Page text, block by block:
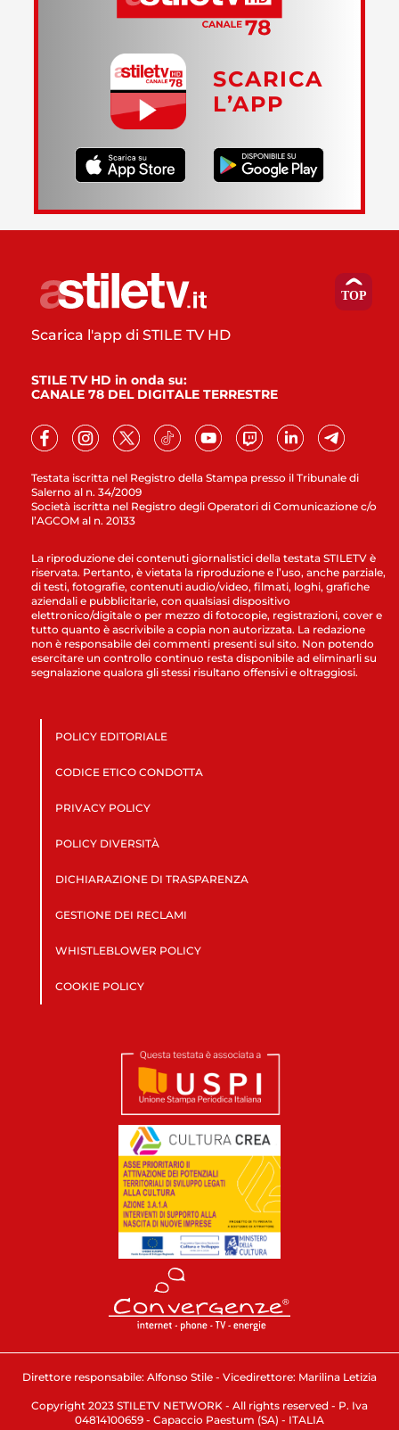
SCARICA
L’APP
Testata iscritta nel Registro della Stampa presso il Tribunale di
Salerno al n. 34/2009
Società iscritta nel Registro degli Operatori di Comunicazione c/o
l’AGCOM al n. 20133
Scarica l'app di STILE TV HD
STILE TV HD in onda su:
CANALE 78 DEL DIGITALE TERRESTRE
La riproduzione dei contenuti giornalistici della testata STILETV è
riservata. Pertanto, è vietata la riproduzione e l’uso, anche parziale,
di testi, fotografie, contenuti audio/video, filmati, loghi, grafiche
aziendali e pubblicitarie, con qualsiasi dispositivo
elettronico/digitale o per mezzo di fotocopie, registrazioni, cover e
tutto quanto è ascrivibile a copia non autorizzata. La redazione
non è responsabile dei commenti presenti sul sito. Non potendo
esercitare un controllo continuo resta disponibile ad eliminarli su
segnalazione qualora gli stessi risultano offensivi e oltraggiosi.
POLICY EDITORIALE
CODICE ETICO CONDOTTA
PRIVACY POLICY
POLICY DIVERSITÀ
DICHIARAZIONE DI TRASPARENZA
GESTIONE DEI RECLAMI
WHISTLEBLOWER POLICY
COOKIE POLICY
Direttore responsabile: Alfonso Stile - Vicedirettore: Marilina Letizia
Copyright 2023 STILETV NETWORK - All rights reserved - P. Iva
04814100659 - Capaccio Paestum (SA) - ITALIA